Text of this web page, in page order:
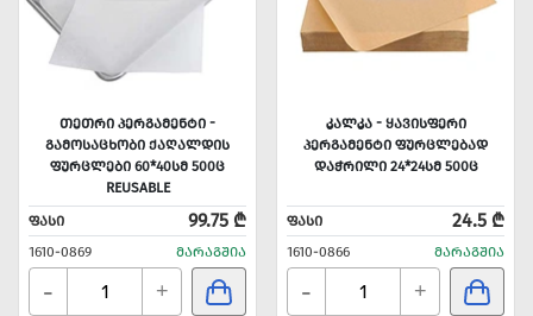
ᲗᲔᲗᲠᲘ ᲞᲔᲠᲒᲐᲛᲔᲜᲢᲘ -
ᲒᲐᲛᲝᲡᲐᲪᲮᲝᲑᲘ ᲥᲐᲦᲐᲚᲓᲘᲡ
ᲤᲣᲠᲪᲚᲔᲑᲘ 60*40ᲡᲛ 500Ც
REUSABLE
ᲤᲐᲡᲘ
99.75 ₾
1610-0869 ᲛᲐᲠᲐᲒᲨᲘᲐ
- +
ᲙᲐᲚᲙᲐ - ᲧᲐᲕᲘᲡᲤᲔᲠᲘ
ᲞᲔᲠᲒᲐᲛᲔᲜᲢᲘ ᲤᲣᲠᲪᲚᲔᲑᲐᲓ
ᲓᲐᲭᲠᲘᲚᲘ 24*24ᲡᲛ 500Ც
ᲤᲐᲡᲘ 24.5 ₾
1610-0866 ᲛᲐᲠᲐᲒᲨᲘᲐ
- +